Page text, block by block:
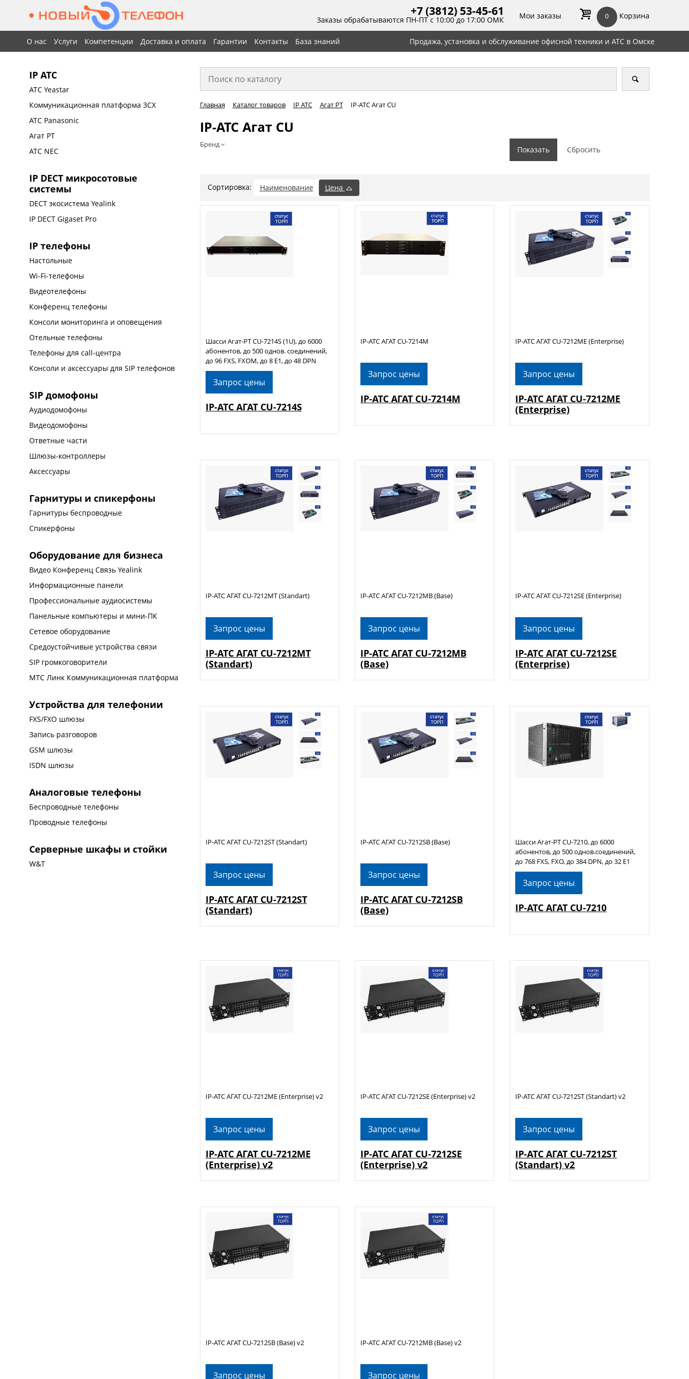
+7 (3812) 53-45-61
Заказы обрабатываются ПН-ПТ с 10:00 до 17:00 ОМК Мои заказы 0 Корзина
О нас Услуги Компетенции Доставка и оплата Гарантии Контакты База знаний Продажа, установка и обслуживание офисной техники и АТС в Омске
IP АТС
АТС Yeastar
Коммуникационная платформа 3CX
АТС Panasonic
Агат РТ
АТС NEC
IP DECT микросотовые
системы
DECT экосистема Yealink
IP DECT Gigaset Pro
IP телефоны
Настольные
Wi-Fi-телефоны
Видеотелефоны
Конференц телефоны
Консоли мониторинга и оповещения
Отельные телефоны
Телефоны для call-центра
Консоли и аксессуары для SIP телефонов
SIP домофоны
Аудиодомофоны
Видеодомофоны
Ответные части
Шлюзы-контроллеры
Аксессуары
Гарнитуры и спикерфоны
Гарнитуры беспроводные
Спикерфоны
Оборудование для бизнеса
Видео Конференц Связь Yealink
Информационные панели
Профессиональные аудиосистемы
Панельные компьютеры и мини-ПК
Сетевое оборудование
Средоустойчивые устройства связи
SIP громкоговорители
МТС Линк Коммуникационная платформа
Устройства для телефонии
FXS/FXO шлюзы
Запись разговоров
GSM шлюзы
ISDN шлюзы
Аналоговые телефоны
Беспроводные телефоны
Проводные телефоны
Серверные шкафы и стойки
W&T
Главная Каталог товаров IP АТС Агат РТ IP-АТС Агат CU
IP-АТС Агат CU
Бренд
Сортировка: Наименование Цена
Запрос цены
IP-АТС АГАТ CU-7214S
Шасси Агат-РТ CU-7214S (1U), до 6000
абонентов, до 500 однов. соединений,
до 96 FXS, FXOМ, до 8 Е1, до 48 DPN
Запрос цены
IP-АТС АГАТ CU-7214M
IP-АТС АГАТ CU-7214M
Запрос цены
IP-АТС АГАТ CU-7212MЕ
(Enterprise)
IP-АТС АГАТ CU-7212MЕ (Enterprise)
Запрос цены
IP-АТС АГАТ CU-7212MT
(Standart)
IP-АТС АГАТ CU-7212MT (Standart)
Запрос цены
IP-АТС АГАТ CU-7212MB
(Base)
IP-АТС АГАТ CU-7212MB (Base)
Запрос цены
IP-АТС АГАТ CU-7212SE
(Enterprise)
IP-АТС АГАТ CU-7212SE (Enterprise)
Запрос цены
IP-АТС АГАТ CU-7212ST
(Standart)
IP-АТС АГАТ CU-7212ST (Standart)
Запрос цены
IP-АТС АГАТ CU-7212SB
(Base)
IP-АТС АГАТ CU-7212SB (Base)
Запрос цены
IP-АТС АГАТ CU-7210
Шасси Агат-РТ CU-7210, до 6000
абонентов, до 500 однов.соединений,
до 768 FXS, FXO, до 384 DPN, до 32 E1
Запрос цены
IP-АТС АГАТ CU-7212ME
(Enterprise) v2
IP-АТС АГАТ CU-7212ME (Enterprise) v2
Запрос цены
IP-АТС АГАТ CU-7212SE
(Enterprise) v2
IP-АТС АГАТ CU-7212SE (Enterprise) v2
Запрос цены
IP-АТС АГАТ CU-7212ST
(Standart) v2
IP-АТС АГАТ CU-7212ST (Standart) v2
Запрос цены
IP-АТС АГАТ CU-7212SB (Base) v2
Запрос цены
IP-АТС АГАТ CU-7212MB (Base) v2